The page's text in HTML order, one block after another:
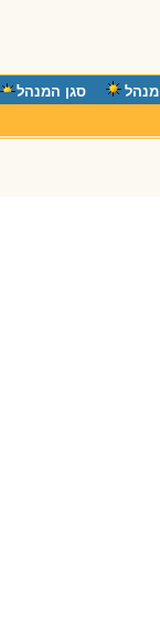
מנהל סגן המנהל